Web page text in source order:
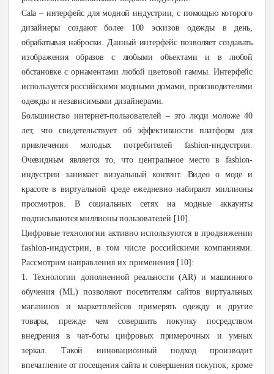
Cala – интерфейс для модной индустрии, с помощью которого
дизайнеры создают более 100 эскизов одежды в день,
обрабатывая наброски. Данный интерфейс позволяет создавать
изображения образов с любыми объектами и в любой
обстановке с орнаментами любой цветовой гаммы. Интерфейс
используется российскими модными домами, производителями
одежды и независимыми дизайнерами.
Большинство интернет-пользователей – это люди моложе 40
лет, что свидетельствует об эффективности платформ для
привлечения молодых потребителей fashion-индустрии.
Очевидным является то, что центральное место в fashion-
индустрии занимает визуальный контент. Видео о моде и
красоте в виртуальной среде ежедневно набирают миллионы
просмотров. В социальных сетях на модные аккаунты
подписываются миллионы пользователей [10].
Цифровые технологии активно используются в продвижении
fashion-индустрии, в том числе российскими компаниями.
Рассмотрим направления их применения [10]:
1
. Технологии дополненной реальности (AR) и машинного
обучения (ML) позволяют посетителям сайтов виртуальных
магазинов и маркетплейсов примерять одежду и другие
товары, прежде чем совершить покупку посредством
внедрения в чат-боты цифровых примерочных и умных
зеркал. Такой инновационный подход производит
впечатление от посещения сайта и совершения покупок, кроме